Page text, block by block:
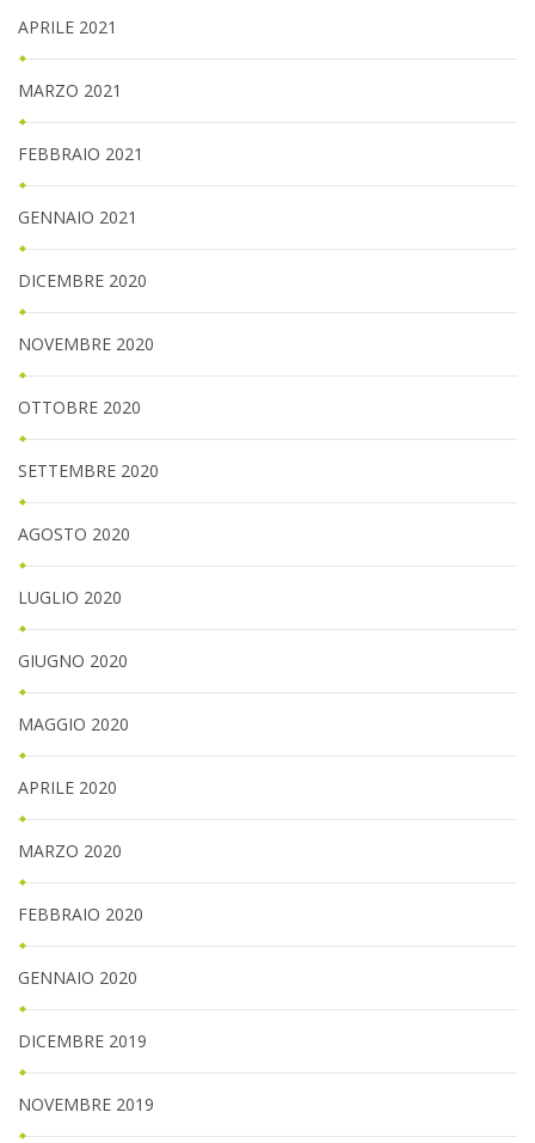
APRILE 2021
MARZO 2021
FEBBRAIO 2021
GENNAIO 2021
DICEMBRE 2020
NOVEMBRE 2020
OTTOBRE 2020
SETTEMBRE 2020
AGOSTO 2020
LUGLIO 2020
GIUGNO 2020
MAGGIO 2020
APRILE 2020
MARZO 2020
FEBBRAIO 2020
GENNAIO 2020
DICEMBRE 2019
NOVEMBRE 2019